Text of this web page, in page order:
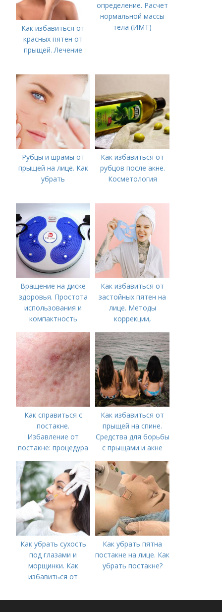
Как избавиться от
красных пятен от
прыщей. Лечение
определение. Расчет
нормальной массы
тела (ИМТ)
Рубцы и шрамы от
прыщей на лице. Как
убрать
Как избавиться от
рубцов после акне.
Косметология
Вращение на диске
здоровья. Простота
использования и
компактность
Как избавиться от
застойных пятен на
лице. Методы
коррекции,
акне и удаления
рубцов и шрамов
постакне
Как справиться с
постакне.
Избавление от
постакне: процедура
Как избавиться от
прыщей на спине.
Средства для борьбы
с прыщами и акне
Как убрать сухость
под глазами и
морщинки. Как
избавиться от
косметологические
Как убрать пятна
постакне на лице. Как
убрать постакне?